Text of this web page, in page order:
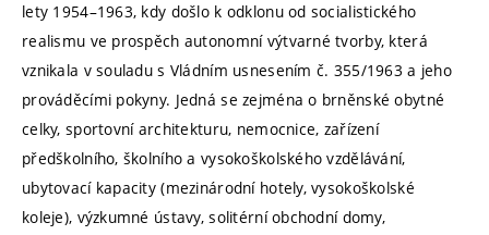
lety 1954–1963, kdy došlo k odklonu od socialistického
realismu ve prospěch autonomní výtvarné tvorby, která
vznikala v souladu s Vládním usnesením č. 355/1963 a jeho
prováděcími pokyny. Jedná se zejména o brněnské obytné
celky, sportovní architekturu, nemocnice, zařízení
předškolního, školního a vysokoškolského vzdělávání,
ubytovací kapacity (mezinárodní hotely, vysokoškolské
koleje), výzkumné ústavy, solitérní obchodní domy,